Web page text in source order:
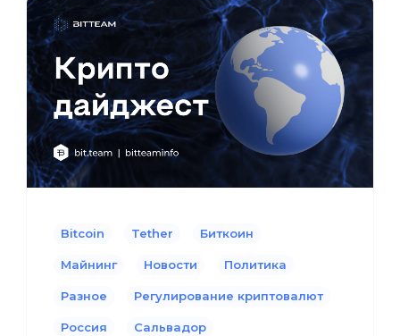
Bitcoin Tether Биткоин
Майнинг Новости Политика
Разное Регулирование криптовалют
Россия Сальвадор